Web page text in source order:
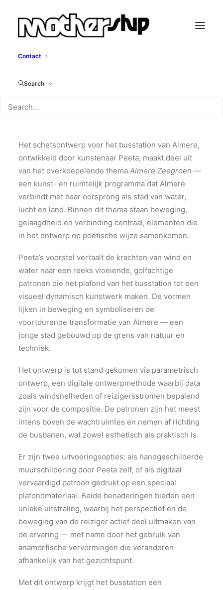
Contact
Search
Busstation Almere
Peeta
Het schetsontwerp voor het busstation van Almere,
ontwikkeld door kunstenaar Peeta, maakt deel uit
van het overkoepelende thema Almere Zeegroen —
een kunst- en ruimtelijk programma dat Almere
verbindt met haar oorsprong als stad van water,
lucht en land. Binnen dit thema staan beweging,
gelaagdheid en verbinding centraal, elementen die
in het ontwerp op poëtische wijze samenkomen.
Peeta’s voorstel vertaalt de krachten van wind en
water naar een reeks vloeiende, golfachtige
patronen die het plafond van het busstation tot een
visueel dynamisch kunstwerk maken. De vormen
lijken in beweging en symboliseren de
voortdurende transformatie van Almere — een
jonge stad gebouwd op de grens van natuur en
techniek.
Het ontwerp is tot stand gekomen via parametrisch
ontwerp, een digitale ontwerpmethode waarbij data
zoals windsnelheden of reizigersstromen bepalend
zijn voor de compositie. De patronen zijn het meest
intens boven de wachtruimtes en nemen af richting
de busbanen, wat zowel esthetisch als praktisch is.
Er zijn twee uitvoeringsopties: als handgeschilderde
muurschildering door Peeta zelf, of als digitaal
vervaardigd patroon gedrukt op een speciaal
plafondmateriaal. Beide benaderingen bieden een
unieke uitstraling, waarbij het perspectief en de
beweging van de reiziger actief deel uitmaken van
de ervaring — met name door het gebruik van
anamorfische vervormingen die veranderen
afhankelijk van het gezichtspunt.
Met dit ontwerp krijgt het busstation een